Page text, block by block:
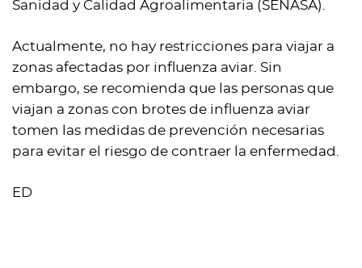
Sanidad y Calidad Agroalimentaria (SENASA).
Actualmente, no hay restricciones para viajar a
zonas afectadas por influenza aviar. Sin
embargo, se recomienda que las personas que
viajan a zonas con brotes de influenza aviar
tomen las medidas de prevención necesarias
para evitar el riesgo de contraer la enfermedad.
ED